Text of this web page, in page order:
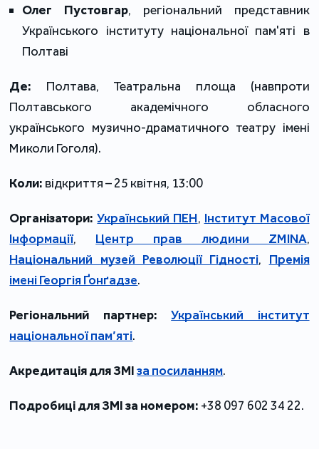
Олег Пустовгар, регіональний представник
Українського інституту національної пам'яті в
Полтаві
Де: Полтава, Театральна площа (навпроти
Полтавського академічного обласного
українського музично-драматичного театру імені
Миколи Гоголя).
Коли: відкриття – 25 квітня, 13:00
Організатори: Український ПЕН, Інститут Масової
Інформації, Центр прав людини ZMINA,
Національний музей Революції Гідності, Премія
імені Георгія Ґонґадзе.
Регіональний партнер:
Український інститут
національної пам’яті.
Акредитація для ЗМІза посиланням.
Подробиці для ЗМІ за номером: +38 097 602 34 22.